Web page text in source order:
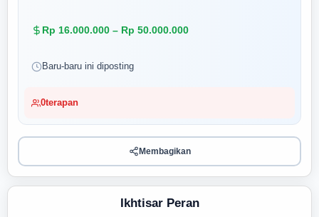
Rp 16.000.000 – Rp 50.000.000
Baru-baru ini diposting
0terapan
Membagikan
Ikhtisar Peran